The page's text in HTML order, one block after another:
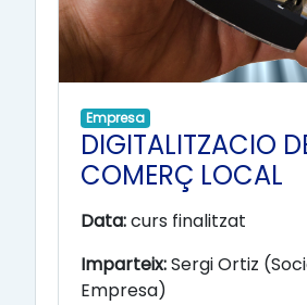
Empresa
DIGITALITZACIO
COMERÇ LOCAL
Data:curs finalitzat
Imparteix:Sergi Ortiz
Empresa)